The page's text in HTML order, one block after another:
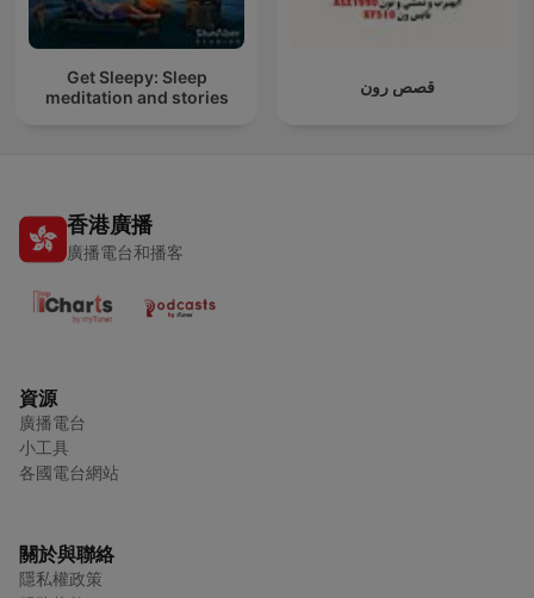
Get Sleepy: Sleep
meditation and stories
قصص رون
香港廣播
廣播電台和播客
資源
廣播電台
小工具
各國電台網站
關於與聯絡
隱私權政策